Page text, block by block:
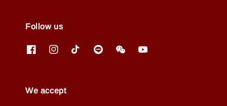
Follow us
We accept